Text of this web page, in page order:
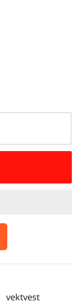
vektvest